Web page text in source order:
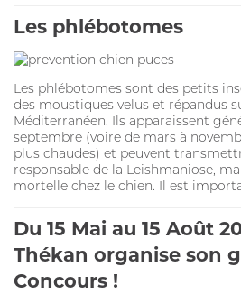
ALLAITEMENT
HYGIÈNE DU
STRESS ET
SOIN BUCCO-
DIGESTION
ANTIPARASITAIRE
CROCHET TIRE-
Les phlébotomes
Les phlébotomes sont des petits
des moustiques velus et répandus
Méditerranéen. Ils apparaissent
septembre (voire de mars à
plus chaudes) et peuvent
responsable de la Leishmaniose,
mortelle chez le chien. Il est
Du 15 Mai au 15 Août
Thékan organise son
Concours !